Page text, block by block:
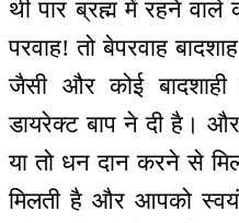
थी पार ब्रह्म में रहने वाले
परवाह! तो बेपरवाह
जैसी और कोई बादशाही
डायरेक्ट बाप ने दी है। और
या तो धन दान करने से
मिलती है और आपको स्वयं